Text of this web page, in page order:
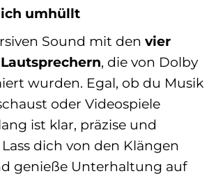
umhüllt
Sound mit den vier
, die von Dolby
wurden. Egal, ob du Musik
oder Videospiele
ist klar, präzise und
dich von den Klängen
genieße Unterhaltung auf